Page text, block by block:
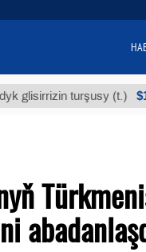
turşusy (t.)